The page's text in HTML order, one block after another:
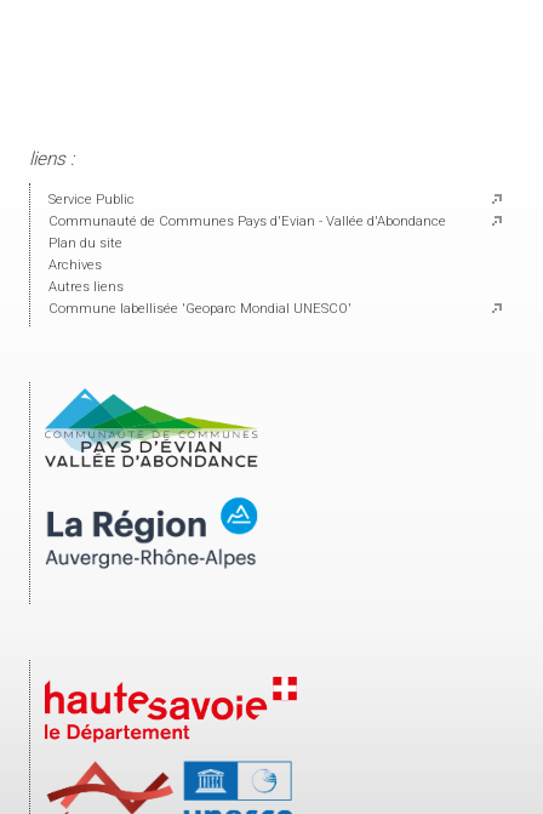
liens :
Service Public
Communauté de Communes Pays d'Evian - Vallée d'Abondance
Plan du site
Archives
Autres liens
Commune labellisée 'Geoparc Mondial UNESCO'